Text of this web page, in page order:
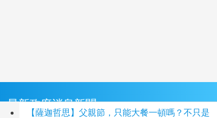
最新政府消息新聞
【薩迦哲思】父親節，只能大餐一頓嗎？不只是